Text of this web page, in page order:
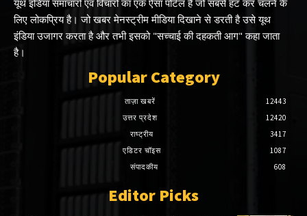
यूथ इंडिया समाचारों एवं विचारों का एक ऐसा पोर्टल है जो सबसे हट कर चलने के
लिए लोकप्रिय है। जो खबर मेनस्ट्रीम मीडिया दिखाने से डरती है उसे यूथ
इंडिया उजागर करता है और तभी इसको "सच्चाई की दहकती आग" कहा जाता
है।
Popular Category
ताज़ा खबरें
12443
उत्तर प्रदेश
12420
राष्ट्रीय
3417
एडिटर चॉइस
1087
संपादकीय
608
Editor Picks